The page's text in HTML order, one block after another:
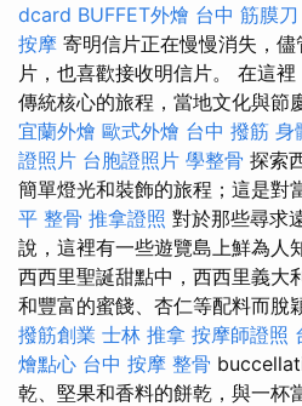
dcard BUFFET外燴 台中 筋膜刀
按摩 寄明信片正在慢慢消失，
片，也喜歡接收明信片。 在這
傳統核心的旅程，當地文化與節
宜蘭外燴 歐式外燴 台中 撥筋 身
證照片 台胞證照片 學整骨 探索
簡單燈光和裝飾的旅程；這是對
平 整骨 推拿證照 對於那些尋求
說，這裡有一些遊覽島上鮮為人
西西里聖誕甜點中，西西里義大
和豐富的蜜餞、杏仁等配料而脫
撥筋創業 士林 推拿 按摩師證照
燴點心 台中 按摩 整骨
乾、堅果和香料的餅乾，與一杯